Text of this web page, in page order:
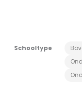
Schooltype